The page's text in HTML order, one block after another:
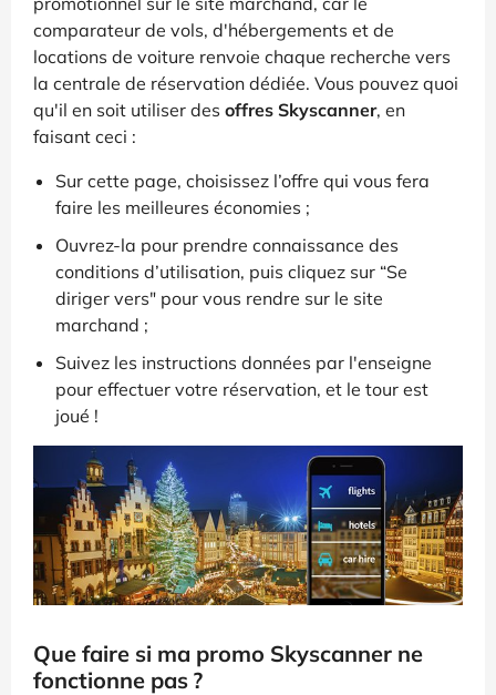
comparateur de vols, d'hébergements et de
locations de voiture renvoie chaque recherche vers
la centrale de réservation dédiée. Vous pouvez quoi
qu'il en soit utiliser des offres Skyscanner, en
faisant ceci :
Sur cette page, choisissez l’offre qui vous fera
faire les meilleures économies ;
Ouvrez-la pour prendre connaissance des
conditions d’utilisation, puis cliquez sur “Se
diriger vers" pour vous rendre sur le site
marchand ;
Suivez les instructions données par l'enseigne
pour effectuer votre réservation, et le tour est
joué !
Que faire si ma promo Skyscanner ne
fonctionne pas ?